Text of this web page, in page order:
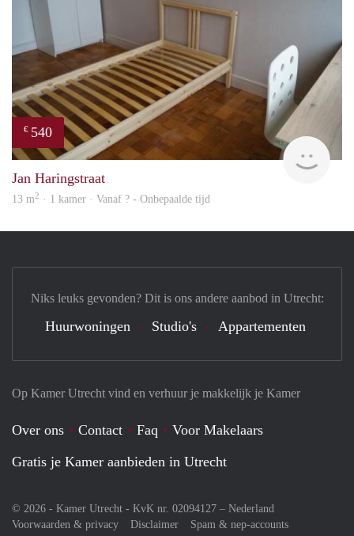
€ 540
Jan Haringstraat
13 m2 · 1 kamer · Vanaf ? - Onbepaalde tijd
Op Kamer Utrecht vind en verhuur je makkelijk je Kamer
Over ons Contact Faq
Voor Makelaars
Gratis je Kamer aanbieden in Utrecht
© 2026 - Kamer Utrecht - KvK nr. 02094127 – Nederland
Voorwaarden & privacy
Disclaimer
Spam & nep-accounts
Niks leuks gevonden? Dit is ons andere aanbod in Utrecht:
Huurwoningen Studio's Appartementen